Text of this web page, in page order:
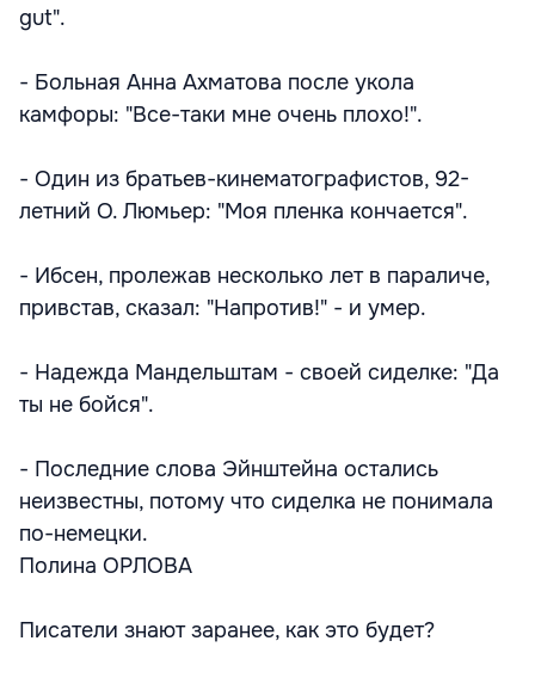
gut".
- Больная Анна Ахматова после укола
камфоры: "Все-таки мне очень плохо!".
- Один из братьев-кинематографистов, 92-
летний О. Люмьер: "Моя пленка кончается".
- Ибсен, пролежав несколько лет в параличе,
привстав, сказал: "Напротив!" - и умер.
- Надежда Мандельштам - своей сиделке: "Да
ты не бойся".
- Последние слова Эйнштейна остались
неизвестны, потому что сиделка не понимала
по-немецки.
Полина ОРЛОВА
Писатели знают заранее, как это будет?